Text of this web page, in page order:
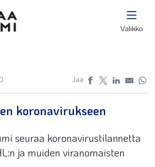
Valikko
Jaa
koronavirukseen
seuraa koronavirustilannetta
ja muiden viranomaisten